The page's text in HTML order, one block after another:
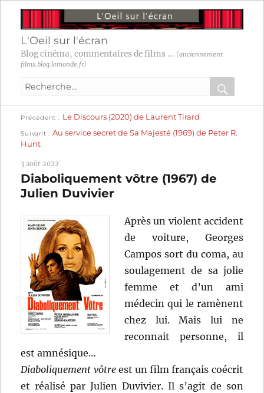
L'Oeil sur l'écran
Blog cinéma, commentaires de films ... (anciennement
films.blog.lemonde.fr)
Recherche
:
OK
Navigation
de
l’article
Précédent
précédente :
Le Discours (2020) de Laurent Tirard
Suivant
suivante :
Au service secret de Sa Majesté (1969) de Peter R.
Hunt
3 août 2022
Diaboliquement vôtre (1967) de
Julien Duvivier
Après un violent accident
de voiture, Georges
Campos sort du coma, au
soulagement de sa jolie
femme et d’un ami
médecin qui le ramènent
chez lui. Mais lui ne
reconnait personne, il
est amnésique…
Diaboliquement vôtreest un film français coécrit
et réalisé par Julien Duvivier. Il s’agit de son